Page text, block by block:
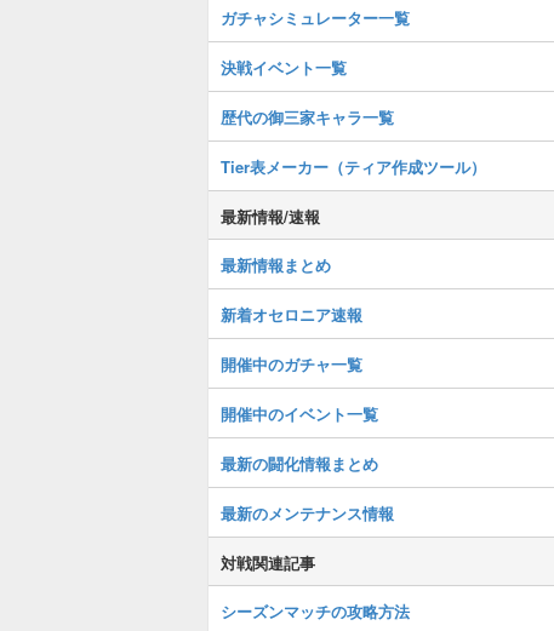
ガチャシミュレーター一覧
決戦イベント一覧
歴代の御三家キャラ一覧
Tier表メーカー（ティア作成ツール）
最新情報/速報
最新情報まとめ
新着オセロニア速報
開催中のガチャ一覧
開催中のイベント一覧
最新の闘化情報まとめ
最新のメンテナンス情報
対戦関連記事
シーズンマッチの攻略方法